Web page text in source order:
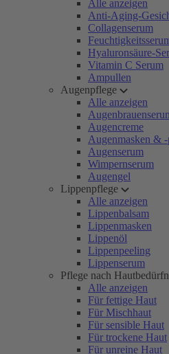
Alle anzeigen
Anti-Aging-
Collagenserum
Hyaluronsäure-
Vitamin C Serum
Ampullen
Augenpflege
Alle anzeigen
Augencreme
Augenmasken & -
Augenserum
Wimpernserum
Augengel
Lippenpflege
Alle anzeigen
Lippenbalsam
Lippenmasken
Lippenöl
Lippenpeeling
Lippenserum
Pflege nach
Alle anzeigen
Für fettige Haut
Für Mischhaut
Für sensible Haut
Für trockene Haut
Für unreine Haut